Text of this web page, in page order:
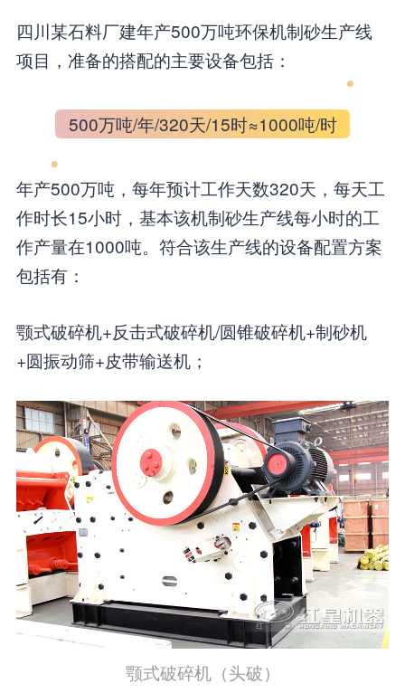
四川某石料厂建年产500万吨环保机制砂生产线
项目，准备的搭配的主要设备包括：
500万吨/年/320天/15时≈1000吨/时
年产500万吨，每年预计工作天数320天，每天工
作时长15小时，基本该机制砂生产线每小时的工
作产量在1000吨。符合该生产线的设备配置方案
包括有：
颚式破碎机+反击式破碎机/圆锥破碎机+制砂机
+圆振动筛+皮带输送机；
颚式破碎机（头破）